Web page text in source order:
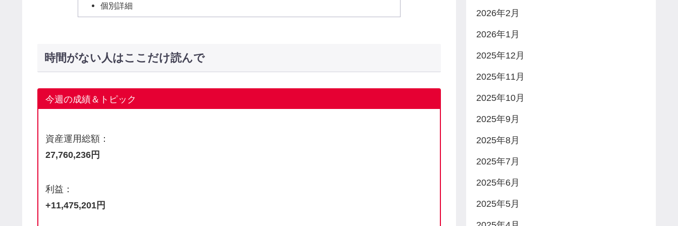
個別詳細
時間がない人はここだけ読んで
今週の成績＆トピック
資産運用総額：
27,760,236円
利益：
+11,475,201円
2026年2月
2026年1月
2025年12月
2025年11月
2025年10月
2025年9月
2025年8月
2025年7月
2025年6月
2025年5月